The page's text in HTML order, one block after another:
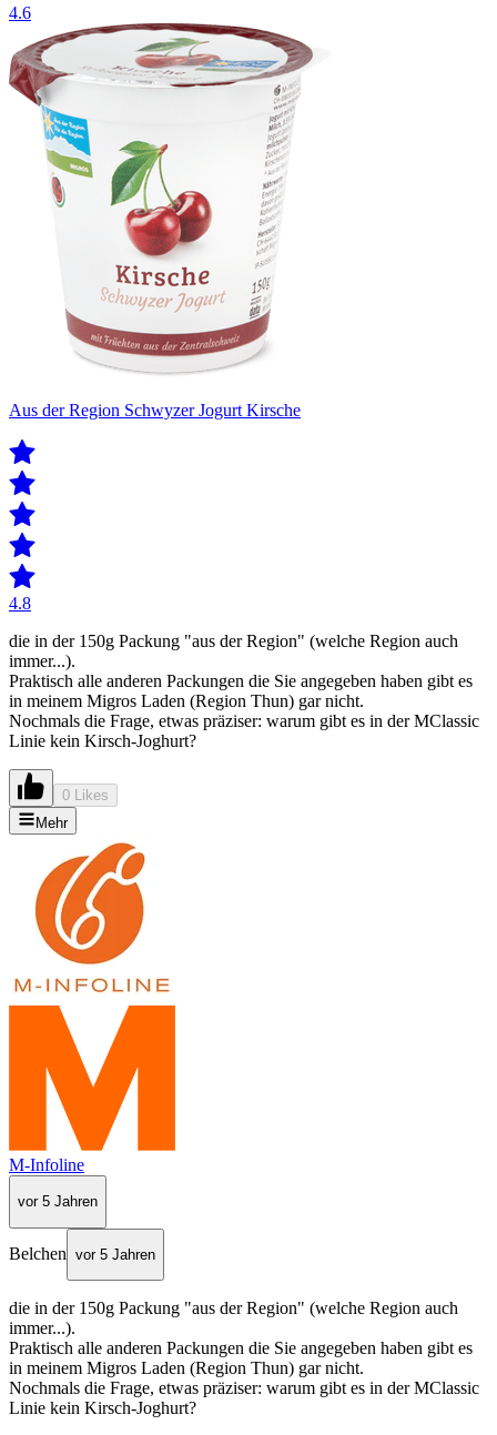
4.6
Aus der Region Schwyzer Jogurt Kirsche
4.8
die in der 150g Packung "aus der Region" (welche Region auch
immer...).
Praktisch alle anderen Packungen die Sie angegeben haben gibt es
in meinem Migros Laden (Region Thun) gar nicht.
Nochmals die Frage, etwas präziser: warum gibt es in der MClassic
Linie kein Kirsch-Joghurt?
0 Likes
Mehr
M-Infoline
vor 5 Jahren
Belchen vor 5 Jahren
die in der 150g Packung "aus der Region" (welche Region auch
immer...).
Praktisch alle anderen Packungen die Sie angegeben haben gibt es
in meinem Migros Laden (Region Thun) gar nicht.
Nochmals die Frage, etwas präziser: warum gibt es in der MClassic
Linie kein Kirsch-Joghurt?